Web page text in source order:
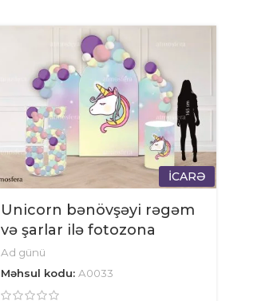
İCARƏ
Unicorn bənövşəyi rəgəm
və şarlar ilə fotozona
Ad günü
Məhsul kodu: A0033